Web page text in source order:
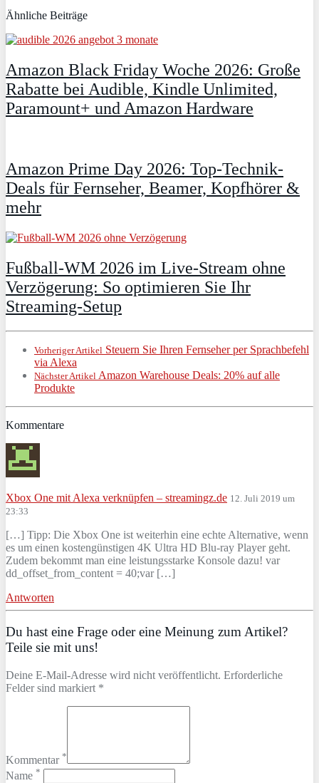
Ähnliche Beiträge
Amazon Black Friday Woche 2026: Große
Rabatte bei Audible, Kindle Unlimited,
Paramount+ und Amazon Hardware
Amazon Prime Day 2026: Top-Technik-
Deals für Fernseher, Beamer, Kopfhörer &
mehr
Fußball-WM 2026 im Live-Stream ohne
Verzögerung: So optimieren Sie Ihr
Streaming-Setup
Vorheriger Artikel Steuern Sie Ihren Fernseher per Sprachbefehl
via Alexa
Nächster Artikel Amazon Warehouse Deals: 20% auf alle
Produkte
Kommentare
Xbox One mit Alexa verknüpfen – streamingz.de 12. Juli 2019 um
23:33
[…] Tipp: Die Xbox One ist weiterhin eine echte Alternative, wenn
es um einen kostengünstigen 4K Ultra HD Blu-ray Player geht.
Zudem bekommt man eine leistungsstarke Konsole dazu! var
dd_offset_from_content = 40;var […]
Antworten
Du hast eine Frage oder eine Meinung zum Artikel?
Teile sie mit uns!
Deine E-Mail-Adresse wird nicht veröffentlicht. Erforderliche
Felder sind markiert *
Kommentar *
Name *